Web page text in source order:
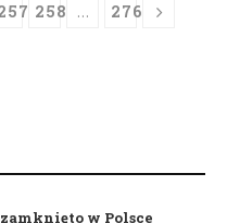
258 … 276
w Polsce